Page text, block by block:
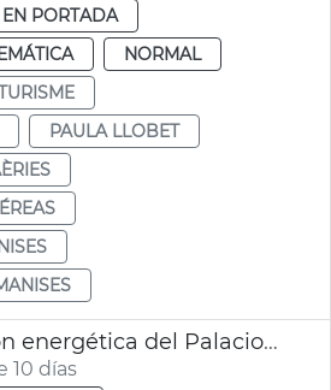
EN PORTADA
NORMAL
PAULA LLOBET
Transformación energética del Palacio de Congresos
10 días